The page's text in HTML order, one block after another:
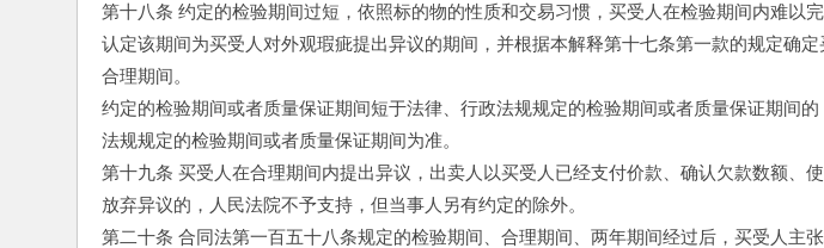
第十八条 约定的检验期间过短，依照标的物的性质和交易习惯，买受人在检验期间内难以
认定该期间为买受人对外观瑕疵提出异议的期间，并根据本解释第十七条第一款的规定确
合理期间。
约定的检验期间或者质量保证期间短于法律、行政法规规定的检验期间或者质量保证期间
法规规定的检验期间或者质量保证期间为准。
第十九条 买受人在合理期间内提出异议，出卖人以买受人已经支付价款、确认欠款数额、
放弃异议的，人民法院不予支持，但当事人另有约定的除外。
第二十条 合同法第一百五十八条规定的检验期间、合理期间、两年期间经过后，买受人主